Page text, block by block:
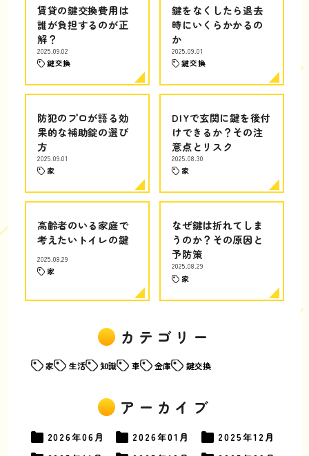
賃貸の鍵交換費用は
誰が負担するのが正
解？
2025.09.02
鍵交換
鍵をなくしたら退去
時にいくらかかるの
か
2025.09.01
鍵交換
防犯のプロが語る効
果的な補助錠の選び
方
2025.09.01
家
DIYで玄関に鍵を後付
けできるか？その注
意点とリスク
2025.08.30
家
高齢者のいる家庭で
考えたいトイレの鍵
2025.08.29
家
なぜ鍵は折れてしま
うのか？その原因と
予防策
2025.08.29
家
カテゴリー
家 生活 知識 車 金庫 鍵交換
アーカイブ
2026年06月 2026年01月 2025年12月